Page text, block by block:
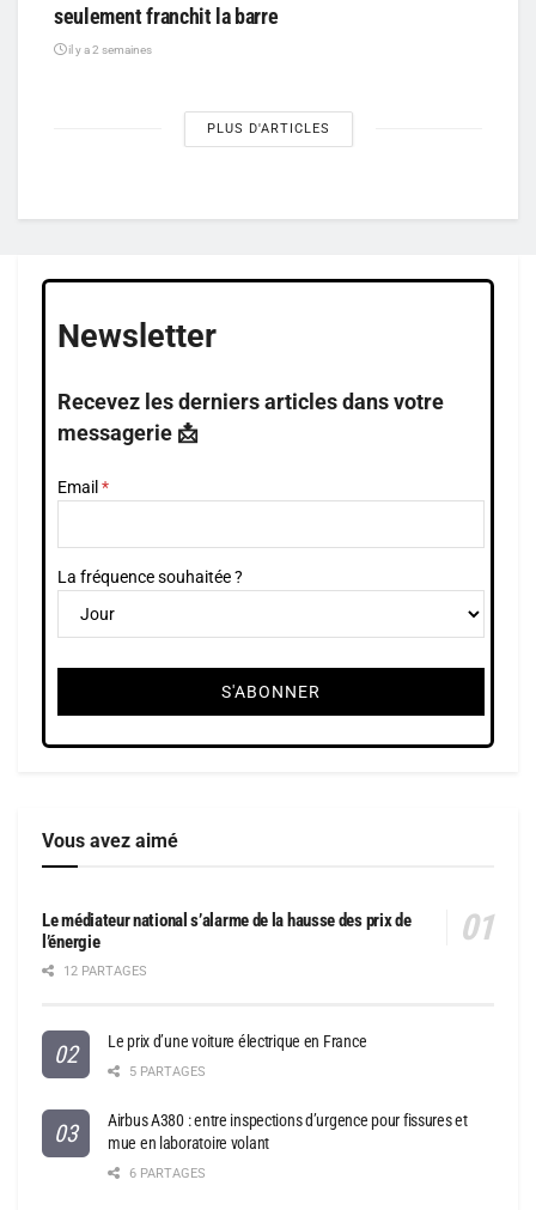
seulement franchit la barre
il y a 2 semaines
PLUS D'ARTICLES
Newsletter
Recevez les derniers articles dans votre
messagerie 📩
Email
La fréquence souhaitée ?
Vous avez aimé
Le médiateur national s’alarme de la hausse des prix de
l’énergie
12 PARTAGES
Le prix d’une voiture électrique en France
5 PARTAGES
Airbus A380 : entre inspections d’urgence pour fissures et
mue en laboratoire volant
6 PARTAGES